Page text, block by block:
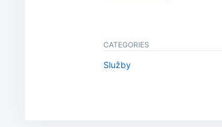
CATEGORIES
Služby